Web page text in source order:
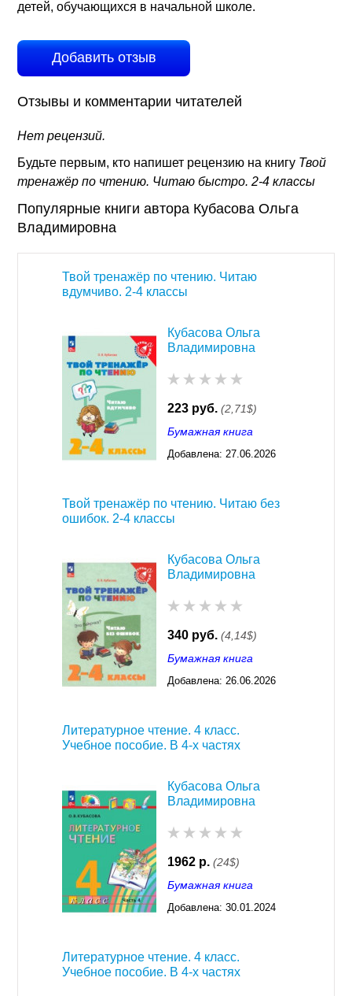
детей, обучающихся в начальной школе.
Добавить отзыв
Отзывы и комментарии читателей
Нет рецензий.
Будьте первым, кто напишет рецензию на книгу Твой
тренажёр по чтению. Читаю быстро. 2-4 классы
Популярные книги автора Кубасова Ольга
Владимировна
Твой тренажёр по чтению. Читаю
вдумчиво. 2-4 классы
Кубасова Ольга
Владимировна
223 руб. (2,71$)
Бумажная книга
Добавлена: 27.06.2026
Твой тренажёр по чтению. Читаю без
ошибок. 2-4 классы
Кубасова Ольга
Владимировна
340 руб. (4,14$)
Бумажная книга
Добавлена: 26.06.2026
Литературное чтение. 4 класс.
Учебное пособие. В 4-х частях
Кубасова Ольга
Владимировна
1962 р. (24$)
Бумажная книга
Добавлена: 30.01.2024
Литературное чтение. 4 класс.
Учебное пособие. В 4-х частях